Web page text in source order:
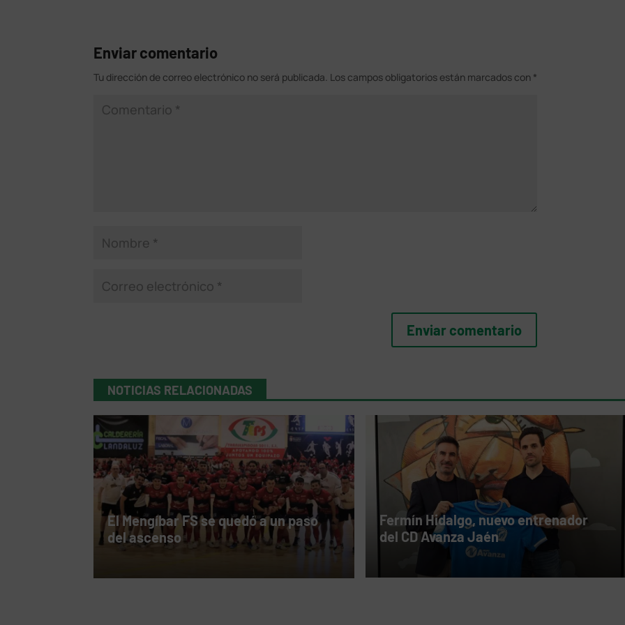
Enviar comentario
Tu dirección de correo electrónico no será publicada. Los campos obligatorios están marcados con *
NOTICIAS RELACIONADAS
El Mengíbar FS se quedó a un paso
del ascenso
Fermín Hidalgo, nuevo entrenador
del CD Avanza Jaén